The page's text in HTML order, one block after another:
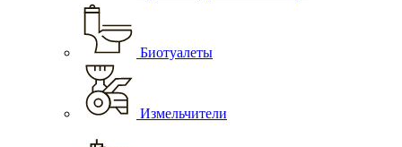
Биотуалеты
Измельчители